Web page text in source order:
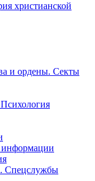
христианской
и ордены. Секты
информации
Спецслужбы